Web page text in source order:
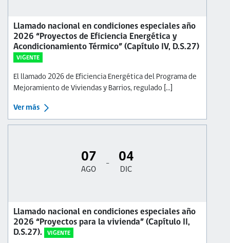
Llamado nacional en condiciones especiales año
2026 “Proyectos de Eficiencia Energética y
Acondicionamiento Térmico” (Capítulo IV, D.S.27)
VIGENTE
El llamado 2026 de Eficiencia Energética del Programa de
Mejoramiento de Viviendas y Barrios, regulado [...]
Ver más
07
AGO
- 04
DIC
Llamado nacional en condiciones especiales año
2026 “Proyectos para la vivienda” (Capítulo II,
D.S.27).
VIGENTE